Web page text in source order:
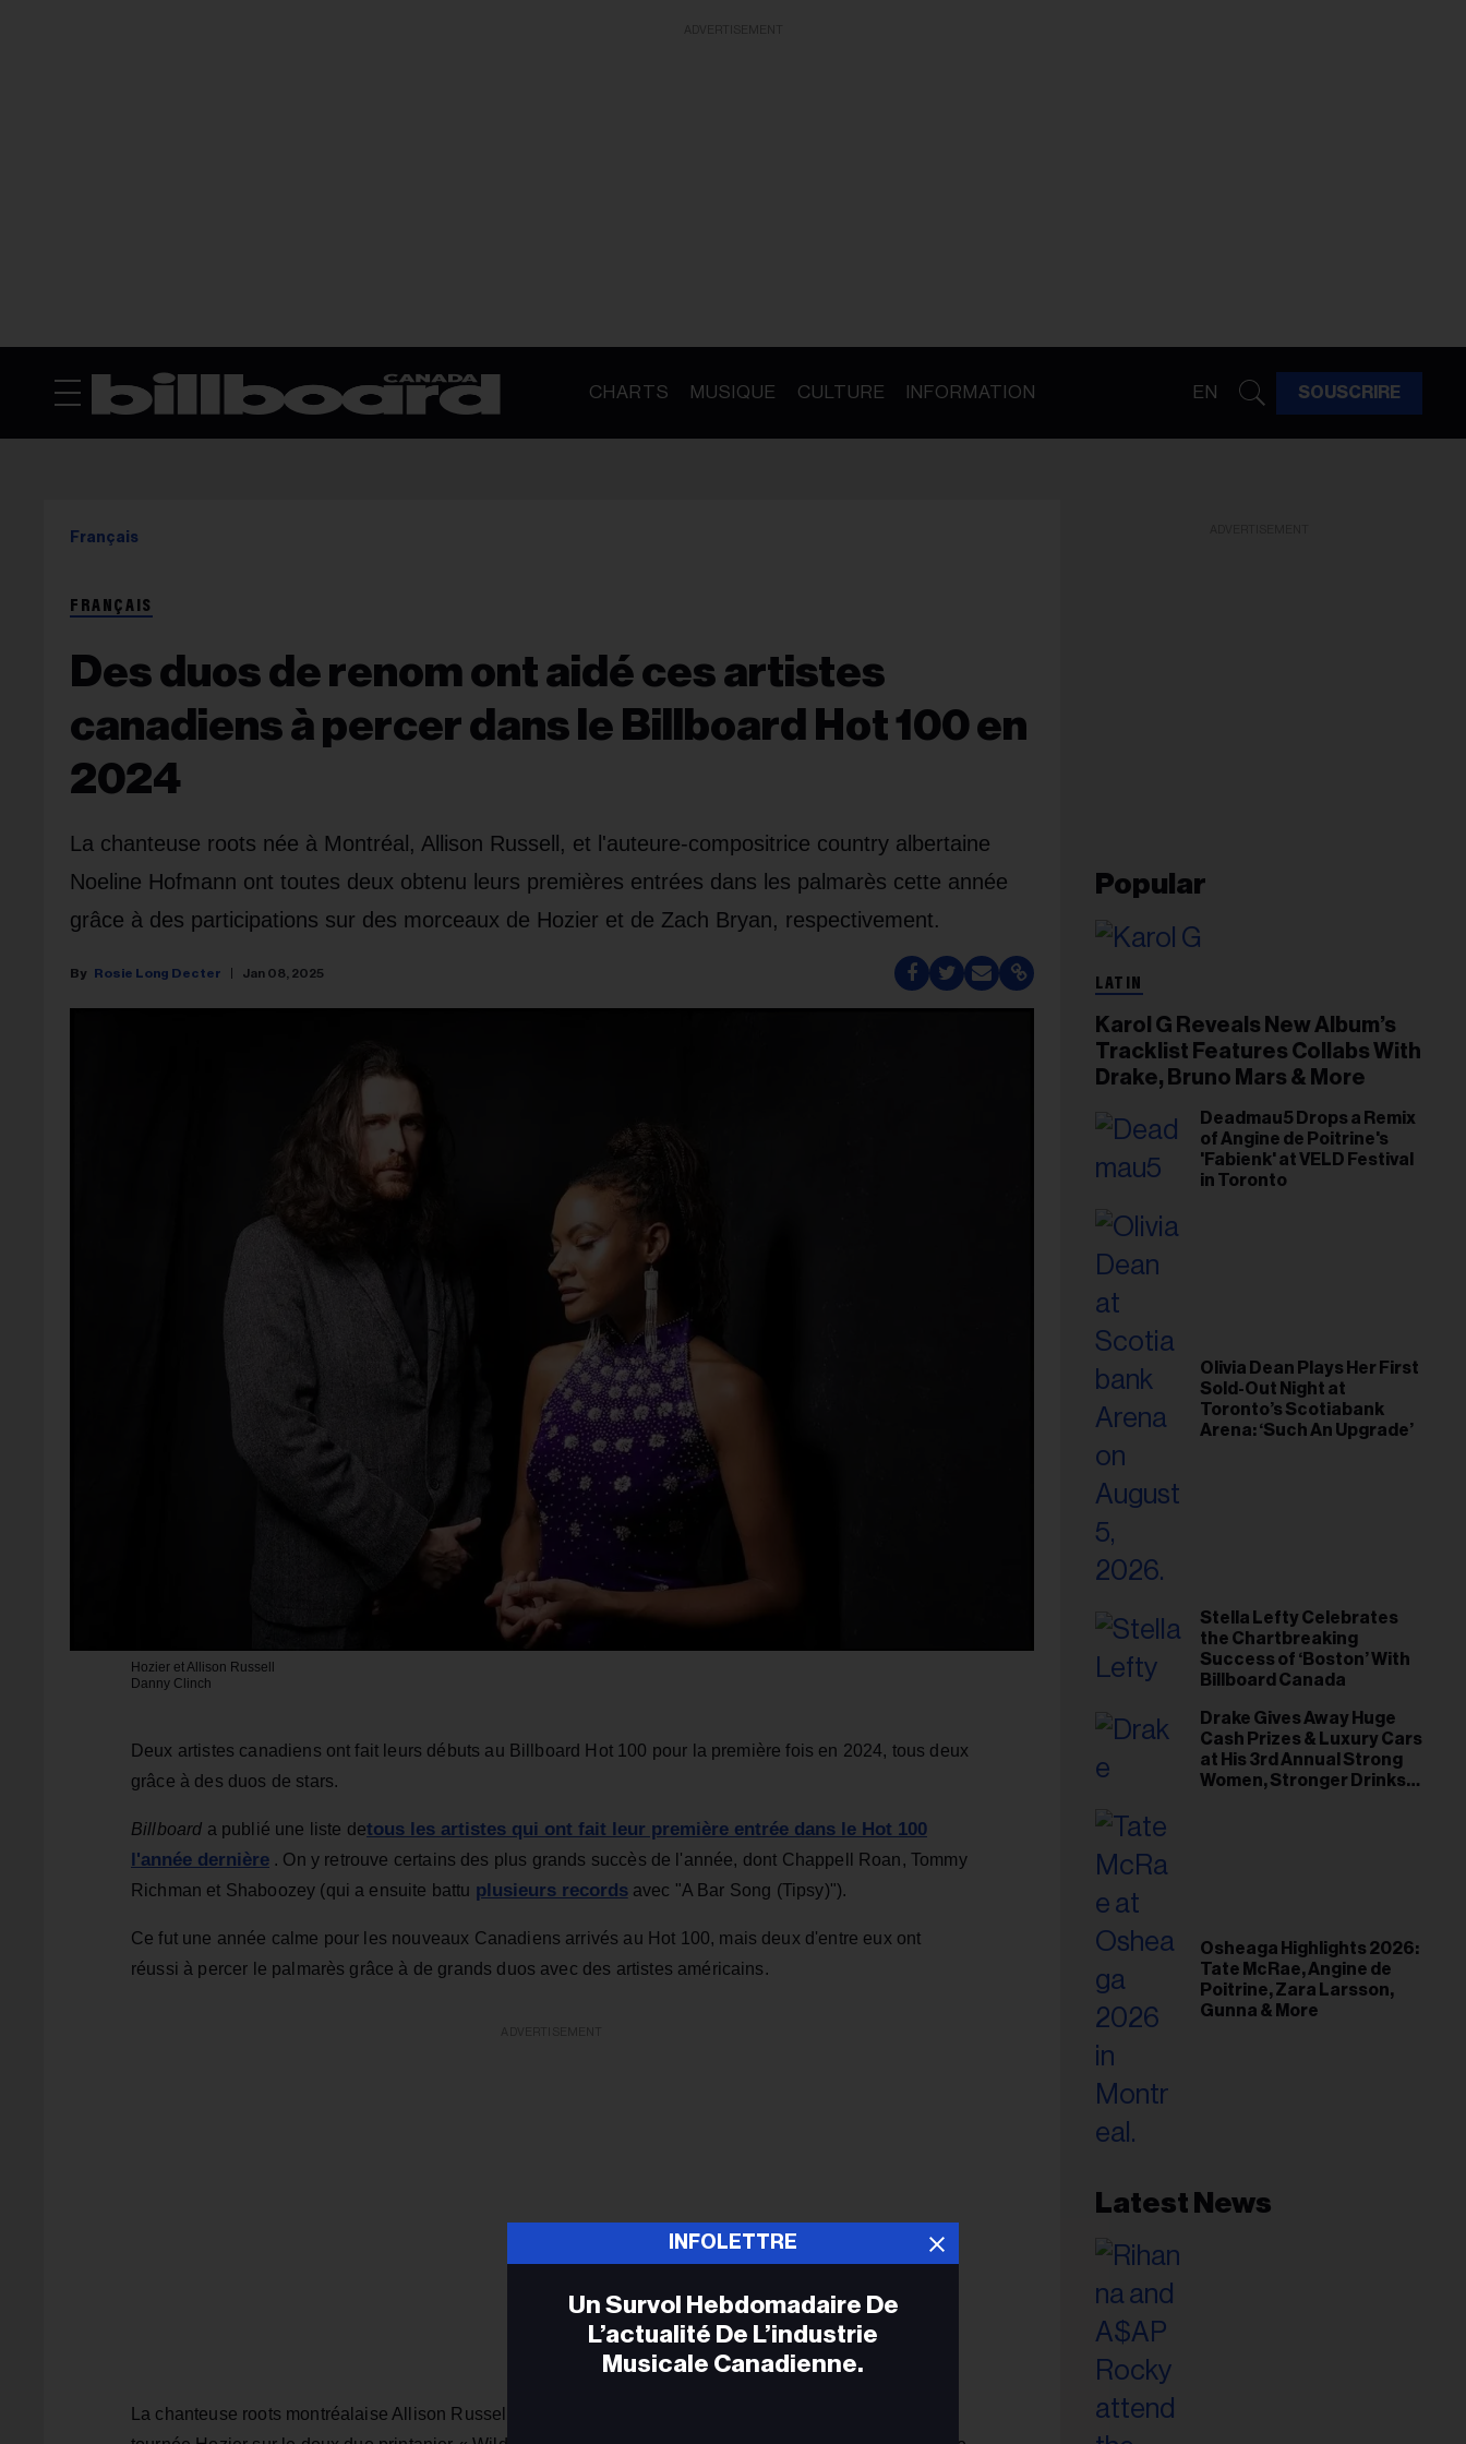
CHARTS MUSIQUE CULTURE INFORMATION EN SOUSCRIRE
Français
FRANÇAIS
Des duos de renom ont aidé ces artistes
canadiens à percer dans le Billboard Hot 100 en
2024
La chanteuse roots née à Montréal, Allison Russell, et l'auteure-compositrice country albertaine
Noeline Hofmann ont toutes deux obtenu leurs premières entrées dans les palmarès cette année
grâce à des participations sur des morceaux de Hozier et de Zach Bryan, respectivement.
Rosie Long Decter Jan 08, 2025
Hozier et Allison Russell
Danny Clinch
Deux artistes canadiens ont fait leurs débuts au Billboard Hot 100 pour la première fois en 2024, tous deux
grâce à des duos de stars.
Billboard a publié une liste detous les artistes qui ont fait leur première entrée dans le Hot 100
l'année dernière . On y retrouve certains des plus grands succès de l'année, dont Chappell Roan, Tommy
Richman et Shaboozey (qui a ensuite battu plusieurs recordsavec "A Bar Song (Tipsy)").
Ce fut une année calme pour les nouveaux Canadiens arrivés au Hot 100, mais deux d'entre eux ont
réussi à percer le palmarès grâce à de grands duos avec des artistes américains.
La chanteuse roots montréalaise Allison Russell a fait ses débuts à la 88e place avec son partenaire de
Popular
LATIN
Karol G Reveals New Album’s
Tracklist Features Collabs With
Drake, Bruno Mars & More
Deadmau5 Drops a Remix
of Angine de Poitrine's
'Fabienk' at VELD Festival
in Toronto
Olivia Dean Plays Her First
Sold-Out Night at
Toronto’s Scotiabank
Arena: ‘Such An Upgrade’
Stella Lefty Celebrates
the Chartbreaking
Success of ‘Boston’ With
Billboard Canada
Drake Gives Away Huge
Cash Prizes & Luxury Cars
at His 3rd Annual Strong
Women, Stronger Drinks
Osheaga Highlights 2026:
Tate McRae, Angine de
Poitrine, Zara Larsson,
Gunna & More
Latest News
INFOLETTRE
Un Survol Hebdomadaire De
L’actualité De L’industrie
Musicale Canadienne.